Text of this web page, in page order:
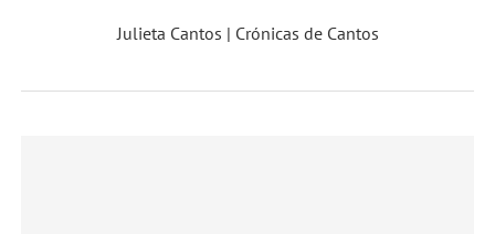
Julieta Cantos | Crónicas de Cantos